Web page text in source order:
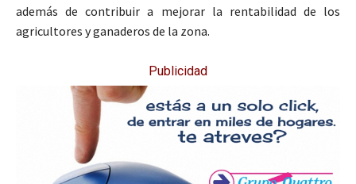
además de contribuir a mejorar la rentabilidad de los
agricultores y ganaderos de la zona.
Publicidad